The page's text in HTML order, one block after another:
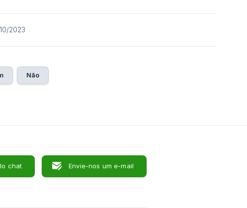
2023
Não
chat Envie-nos um e-mail